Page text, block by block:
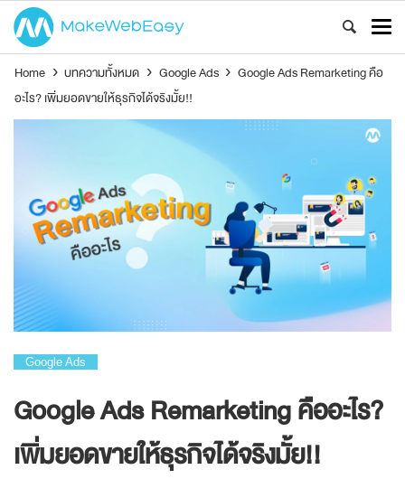
Home › บทความทั้งหมด › Google Ads › Google Ads Remarketing คือ
อะไร? เพิ่มยอดขายให้ธุรกิจได้จริงมั้ย!!
Google Ads
Google Ads Remarketing คืออะไร?
เพิ่มยอดขายให้ธุรกิจได้จริงมั้ย!!